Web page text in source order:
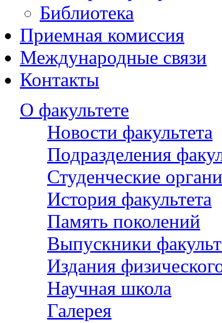
Библиотека
Приемная комиссия
Международные связи
Контакты
О факультете
Новости факультета
Подразделения
Студенческие
История факультета
Память поколений
Выпускники
Издания
Научная школа
Галерея